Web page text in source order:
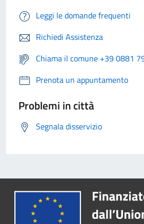
Leggi le domande frequenti
Richiedi Assistenza
Chiama il comune +39 0881
Prenota un appuntamento
Problemi in città
Segnala disservizio